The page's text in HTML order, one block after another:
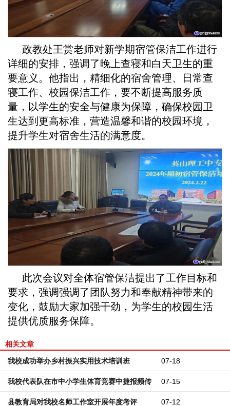
政教处王赏老师对新学期宿管保洁工作进行
详细的安排，强调了晚上查寝和白天卫生的重
要意义。他指出，精细化的宿舍管理、日常查
寝工作、校园保洁工作，要不断提高服务质
量，以学生的安全与健康为保障，确保校园卫
生达到更高标准，营造温馨和谐的校园环境，
提升学生对宿舍生活的满意度。
此次会议对全体宿管保洁提出了工作目标和
要求，强调强调了团队努力和奉献精神带来的
变化，鼓励大家加强干劲，为学生的校园生活
提供优质服务保障。
相关文章
07-18
我校成功举办乡村振兴实用技术培训班
07-15
我校代表队在市中小学生体育竞赛中捷报频传
07-12
县教育局对我校名师工作室开展年度考评